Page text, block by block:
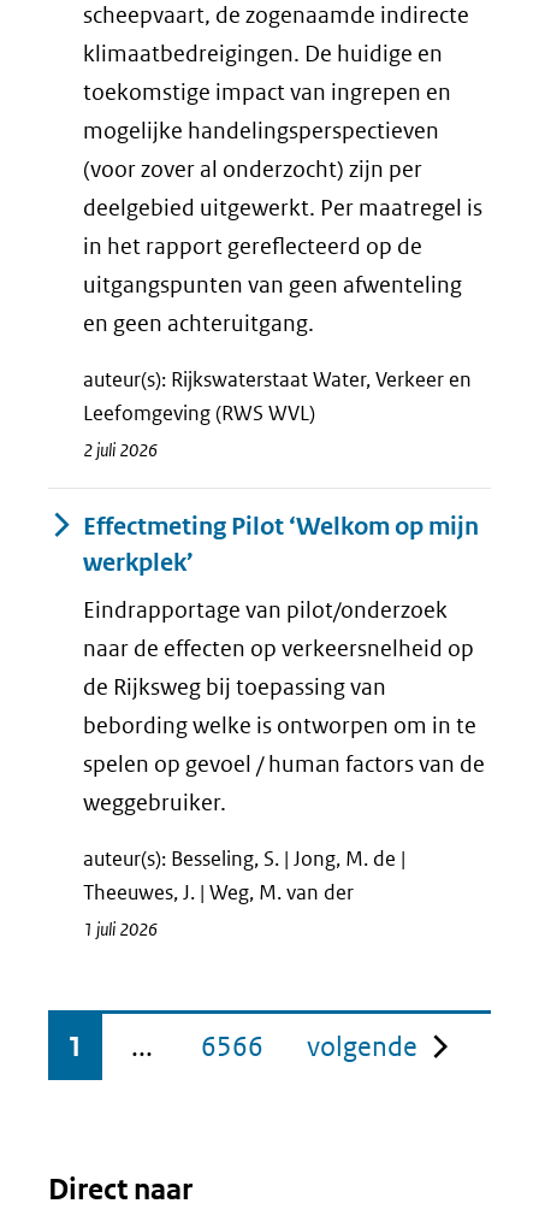
scheepvaart, de zogenaamde indirecte
klimaatbedreigingen. De huidige en
toekomstige impact van ingrepen en
mogelijke handelingsperspectieven
(voor zover al onderzocht) zijn per
deelgebied uitgewerkt. Per maatregel is
in het rapport gereflecteerd op de
uitgangspunten van geen afwenteling
en geen achteruitgang.
auteur(s): Rijkswaterstaat Water, Verkeer en
Leefomgeving (RWS WVL)
2 juli 2026
Effectmeting Pilot ‘Welkom op mijn
werkplek’
Eindrapportage van pilot/onderzoek
naar de effecten op verkeersnelheid op
de Rijksweg bij toepassing van
bebording welke is ontworpen om in te
spelen op gevoel / human factors van de
weggebruiker.
auteur(s): Besseling, S. | Jong, M. de |
Theeuwes, J. | Weg, M. van der
1 juli 2026
1 ... 6566 volgende pagina
Direct naar